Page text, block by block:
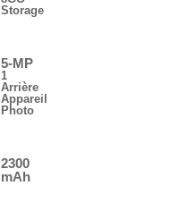
Storage
5-MP
1
Arrière
Appareil
Photo
2300
mAh